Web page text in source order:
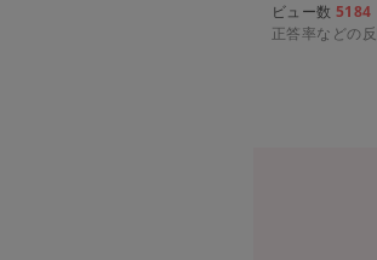
ビュー数 5184
正答率などの